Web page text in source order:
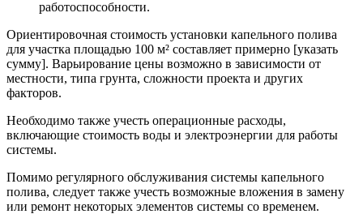
работоспособности.
Ориентировочная стоимость установки капельного полива
для участка площадью 100 м² составляет примерно [указать
сумму]. Варьирование цены возможно в зависимости от
местности, типа грунта, сложности проекта и других
факторов.
Необходимо также учесть операционные расходы,
включающие стоимость воды и электроэнергии для работы
системы.
Помимо регулярного обслуживания системы капельного
полива, следует также учесть возможные вложения в замену
или ремонт некоторых элементов системы со временем.